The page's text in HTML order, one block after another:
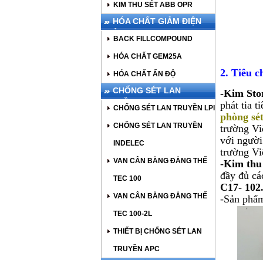
KIM THU SÉT ABB OPR
HÓA CHẤT GIẢM ĐIỆN
TRỞ
BACK FILLCOMPOUND
HÓA CHẤT GEM25A
HÓA CHẤT ẤN ĐỘ
CHỐNG SÉT LAN
TRUYỀN
CHỐNG SÉT LAN TRUYỀN LPI
CHỐNG SÉT LAN TRUYỀN
INDELEC
VAN CÂN BẰNG ĐẲNG THẾ
TEC 100
VAN CÂN BẰNG ĐẲNG THẾ
TEC 100-2L
THIẾT BỊ CHỐNG SÉT LAN
TRUYỀN APC
2. Tiêu
-Kim
phát tia
phòng
trường
với người
trường
-Kim thu
đầy đủ
C17-
-Sản